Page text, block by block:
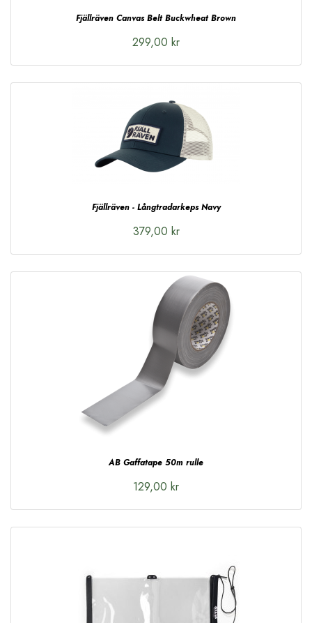
Fjällräven Canvas Belt Buckwheat Brown
299,00 kr
Fjällräven - Långtradarkeps Navy
379,00 kr
AB Gaffatape 50m rulle
129,00 kr